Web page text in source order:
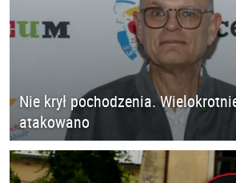
Nie krył pochodzenia.
atakowano